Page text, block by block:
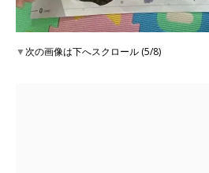
▼次の画像は下へスクロール (5/8)